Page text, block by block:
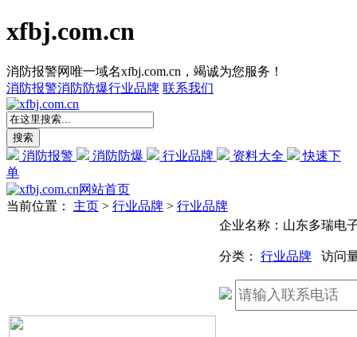
xfbj.com.cn
消防报警网唯一域名xfbj.com.cn，竭诚为您服务！
消防报警消防防爆行业品牌 联系我们
消防报警 消防防爆 行业品牌 资料大全
快速下
单
网站首页
当前位置： 主页 > 行业品牌 > 行业品牌
企业名称：山东多瑞电
分类： 行业品牌 访问